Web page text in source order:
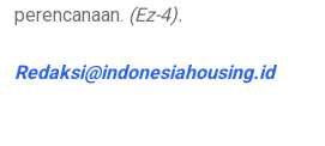
perencanaan. (Ez-4).
Redaksi@indonesiahousing.id